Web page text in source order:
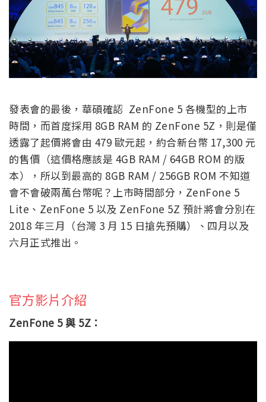
發表會的最後，華碩確認 ZenFone 5 各機型的上市
時間，而首度採用 8GB RAM 的 ZenFone 5Z，則是僅
透露了起價將會由 479 歐元起，約合新台幣 17,300 元
的售價（這價格應該是 4GB RAM / 64GB ROM 的版
本），所以到最高的 8GB RAM / 256GB ROM 不知道
會不會破兩萬台幣呢？上市時間部分，ZenFone 5
Lite、ZenFone 5 以及 ZenFone 5Z 預計將會分別在
2018 年三月（台灣 3 月 15 日搶先預購）、四月以及
六月正式推出。
官方影片介紹
ZenFone 5 與 5Z：